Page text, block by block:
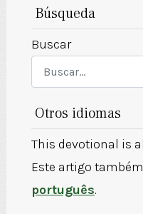
Búsqueda
Buscar
Otros idiomas
This devotional is
Este artigo
português.